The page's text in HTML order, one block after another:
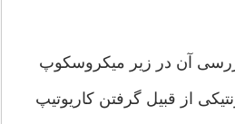
آن در زیر میکروسکوپ
از قبیل گرفتن کاریوتیپ